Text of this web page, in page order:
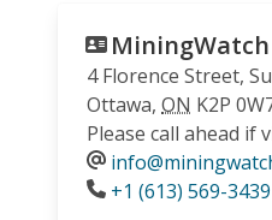
4 Florence Street,
Ottawa, ON K2P
Please call ahead if
Phone
+1 (613) 569-3439